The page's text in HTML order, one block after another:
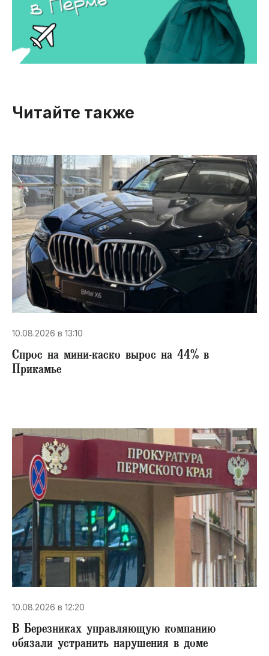
Читайте также
10.08.2026 в 13:10
Спрос на мини-каско вырос на 44% в
Прикамье
10.08.2026 в 12:20
В Березниках управляющую компанию
обязали устранить нарушения в доме